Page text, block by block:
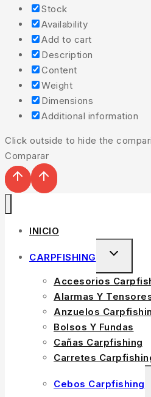
Stock
Availability
Add to cart
Description
Content
Weight
Dimensions
Additional information
Click outside to hide the
Comparar
INICIO
CARPFISHING
TOGGLE
MENU
Accesorios
Alarmas Y
Anzuelos
Bolsos Y Fundas
Cañas Carpfishing
Carretes
Cebos Carpfishing